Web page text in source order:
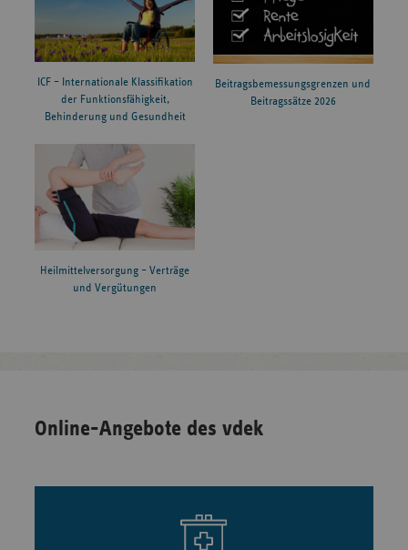
ICF – Internationale Klassifikation
der Funktionsfähigkeit,
Behinderung und Gesundheit
Beitragsbemessungsgrenzen und
Beitragssätze 2026
Heilmittelversorgung – Verträge
und Vergütungen
Online-Angebote des vdek